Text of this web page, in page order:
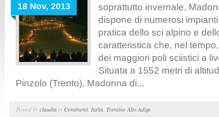
18 Nov, 2013
soprattutto invernale,
dispone di numerosi
pratica dello sci alpino e
caratteristica che, nel
dei maggiori poli sciistici a
Situata a 1552 metri di
Pinzolo (Trento), Madonna di...
Posted byclaudia in Continenti, Italia Trentino Alto Adige